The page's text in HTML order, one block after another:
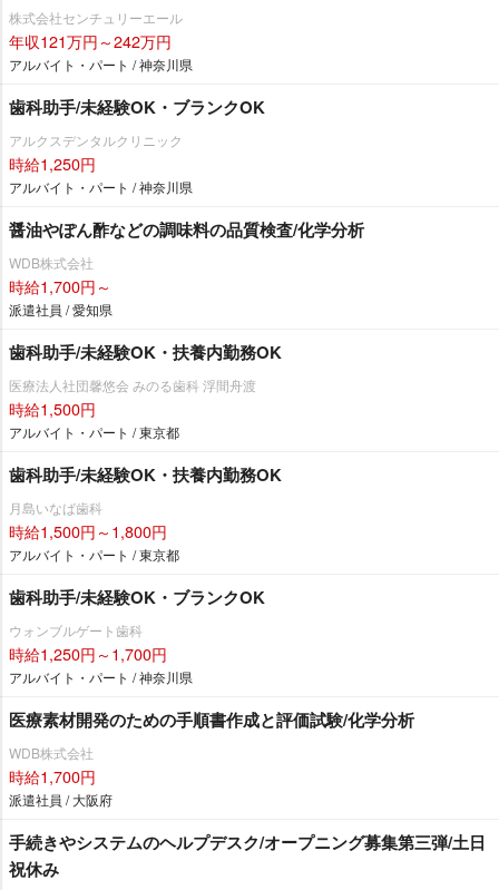
株式会社センチュリーエール
年収121万円～242万円
アルバイト・パート / 神奈川県
歯科助手/未経験OK・ブランクOK
アルクスデンタルクリニック
時給1,250円
アルバイト・パート / 神奈川県
醤油やぽん酢などの調味料の品質検査/化学分析
WDB株式会社
時給1,700円～
派遣社員 / 愛知県
歯科助手/未経験OK・扶養内勤務OK
医療法人社団馨悠会 みのる歯科 浮間舟渡
時給1,500円
アルバイト・パート / 東京都
歯科助手/未経験OK・扶養内勤務OK
月島いなば歯科
時給1,500円～1,800円
アルバイト・パート / 東京都
歯科助手/未経験OK・ブランクOK
ウォンブルゲート歯科
時給1,250円～1,700円
アルバイト・パート / 神奈川県
医療素材開発のための手順書作成と評価試験/化学分析
WDB株式会社
時給1,700円
派遣社員 / 大阪府
手続きやシステムのヘルプデスク/オープニング募集第三弾/土日
祝休み